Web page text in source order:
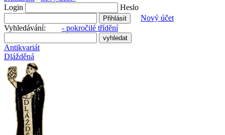
Login
Heslo
Nový účet
Vyhledávání: - pokročilé třídění
Antikvariát
Dlážděná